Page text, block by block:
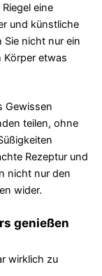
eine
und künstliche
nicht nur ein
Körper etwas
Gewissen
teilen, ohne
Rezeptur und
nicht nur den
wider.
genießen
wirklich zu